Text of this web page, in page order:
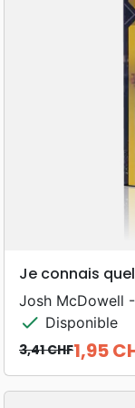
Je connais
Josh McDowell
check Disponible
Prix de base
3,41 CHF
Prix 1,95